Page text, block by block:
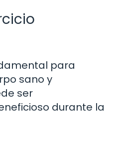
para
sano y
ser
durante la